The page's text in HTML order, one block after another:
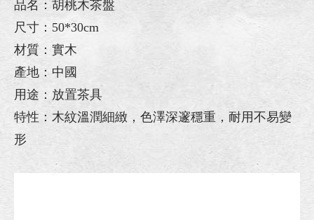
品名：胡桃木茶盤
尺寸：50*30cm
材質：實木
產地：中國
用途：放置茶具
特性：木紋溫潤細緻，色澤深邃穩重，耐用不易變
形